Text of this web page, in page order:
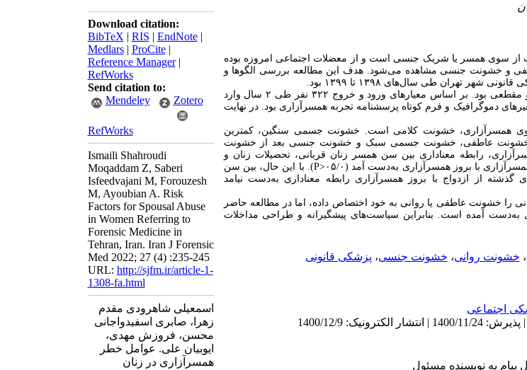
از سوی همسر یا شریک جنسی است و از معضلات اجتماعی امروزه بوده
و خشونت جنسی مشاهده میشود. هدف این مطالعه بررسی الگوها و
قانونی شهر تهران طی سالهای ۱۳۹۸ تا ۱۳۹۹ بود.
این مطالعه از نوع توصیفی-تحلیلی و مقطعی بود. بر اساس معیارهای ورود و خروج ۳۲۲ نفر طی ۲ سال وارد
دموگرافیک و فرم کوتاه پرسشنامه تجربه همسرآزاری بود. در نهایت
همسرآزاری، خشونت کلامی است. خشونت جسمی سنگین، کمترین
خشونت عاطفی، خشونت جسمی سبک و خشونت جنسی بعد از خشونت
رابطه معناداری بین سن همسر زنان قربانی، تحصیلات زنان و
با بروز همسرآزاری بهدست آمد (۰۵/۰< P). با این حال، بین سن
گذشته از ازدواج با بروز همسرآزاری رابطه معناداری بهدست نیامد
را خشونت عاطفی یا روانی به خود اختصاص داده، اما در مطالعه حاضر
بهدست آمده است. بنابراین سیاستهای پیشگیرانه و طراحی مداخلات
، خشونت روانی، خشونت جنسی، پزشکی قانونی
اجتماعی
پیام به نویسنده مسئول
Download citation:
BibTeX | RIS | EndNote|
Medlars| ProCite|
Reference Manager|
RefWorks
Send citation to:
Mendeley
Zotero
RefWorks
Ismaili Shahroudi
Moqaddam Z, Saberi
Isfeedvajani M, Forouzesh
M, Ayoubian A. Risk
Factors for Spousal Abuse
in Women Referring to
Forensic Medicine in
Tehran, Iran. Iran J Forensic
Med 2022; 27 (4) :235-245
URL: http://sjfm.ir/article-1-
1308-fa.html
اسمعیلی شاهرودی مقدم
زهرا، صابری اسفیدواجانی
محسن، فروزش مهدی،
ایوبیان علی. عوامل خطر
همسرآزاری در زنان